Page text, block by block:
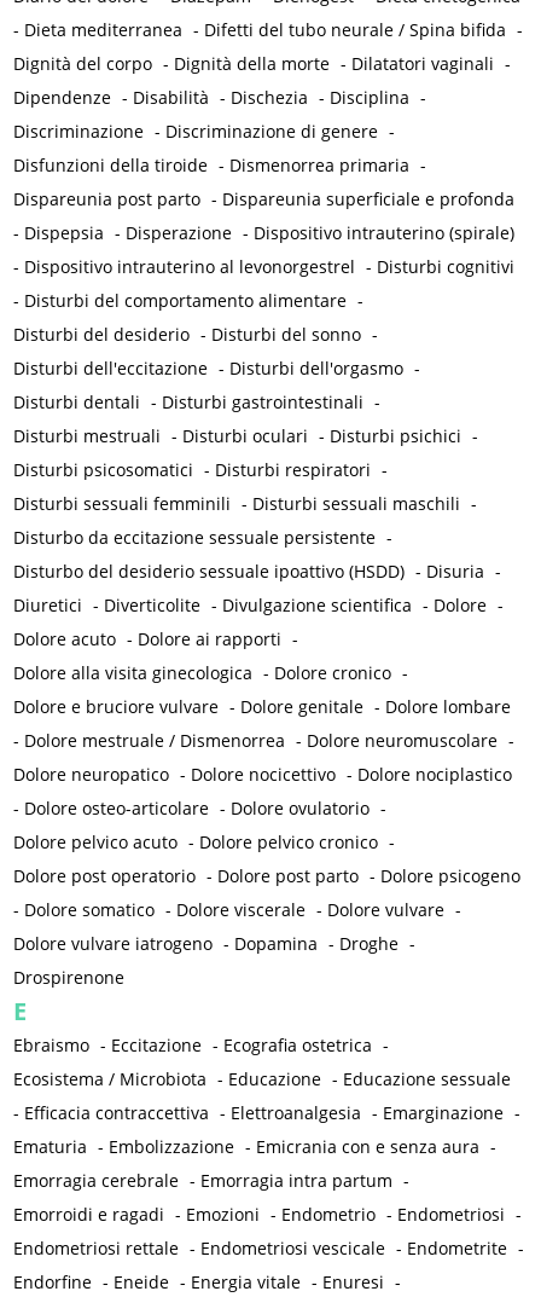
- Dieta mediterranea - Difetti del tubo neurale / Spina bifida -
Dignità del corpo - Dignità della morte - Dilatatori vaginali -
Dipendenze - Disabilità - Dischezia - Disciplina -
Discriminazione - Discriminazione di genere -
Disfunzioni della tiroide - Dismenorrea primaria -
Dispareunia post parto - Dispareunia superficiale e profonda
- Dispepsia - Disperazione - Dispositivo intrauterino (spirale)
- Dispositivo intrauterino al levonorgestrel - Disturbi cognitivi
- Disturbi del comportamento alimentare -
Disturbi del desiderio - Disturbi del sonno -
Disturbi dell'eccitazione - Disturbi dell'orgasmo -
Disturbi dentali - Disturbi gastrointestinali -
Disturbi mestruali - Disturbi oculari - Disturbi psichici -
Disturbi psicosomatici - Disturbi respiratori -
Disturbi sessuali femminili - Disturbi sessuali maschili -
Disturbo da eccitazione sessuale persistente -
Disturbo del desiderio sessuale ipoattivo (HSDD) - Disuria -
Diuretici - Diverticolite - Divulgazione scientifica - Dolore -
Dolore acuto - Dolore ai rapporti -
Dolore alla visita ginecologica - Dolore cronico -
Dolore e bruciore vulvare - Dolore genitale - Dolore lombare
- Dolore mestruale / Dismenorrea - Dolore neuromuscolare -
Dolore neuropatico - Dolore nocicettivo - Dolore nociplastico
- Dolore osteo-articolare - Dolore ovulatorio -
Dolore pelvico acuto - Dolore pelvico cronico -
Dolore post operatorio - Dolore post parto - Dolore psicogeno
- Dolore somatico - Dolore viscerale - Dolore vulvare -
Dolore vulvare iatrogeno - Dopamina - Droghe -
Drospirenone
E
Ebraismo - Eccitazione - Ecografia ostetrica -
Ecosistema / Microbiota - Educazione - Educazione sessuale
- Efficacia contraccettiva - Elettroanalgesia - Emarginazione -
Ematuria - Embolizzazione - Emicrania con e senza aura -
Emorragia cerebrale - Emorragia intra partum -
Emorroidi e ragadi - Emozioni - Endometrio - Endometriosi -
Endometriosi rettale - Endometriosi vescicale - Endometrite -
Endorfine - Eneide - Energia vitale - Enuresi -